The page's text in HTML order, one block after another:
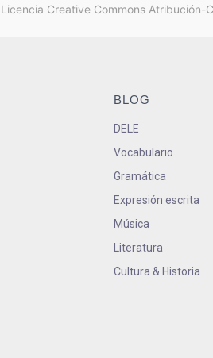
Licencia Creative Commons Atribución-
BLOG
DELE
Vocabulario
Gramática
Expresión escrita
Música
Literatura
Cultura & Historia